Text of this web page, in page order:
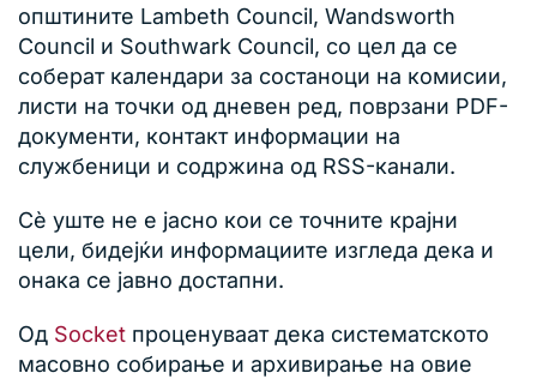
општините Lambeth Council, Wandsworth
Council и Southwark Council, со цел да се
соберат календари за состаноци на комисии,
листи на точки од дневен ред, поврзани PDF-
документи, контакт информации на
службеници и содржина од RSS-канали.
Сè уште не е јасно кои се точните крајни
цели, бидејќи информациите изгледа дека и
онака се јавно достапни.
Од Socket проценуваат дека систематското
масовно собирање и архивирање на овие